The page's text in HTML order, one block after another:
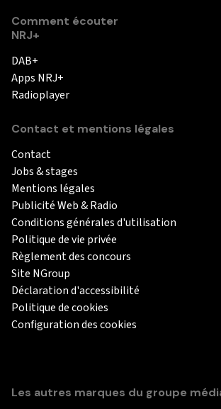
Comment écouter
NRJ+
DAB+
Apps NRJ+
Radioplayer
Contact et mentions légales
Contact
Jobs & stages
Mentions légales
Publicité Web & Radio
Conditions générales d'utilisation
Politique de vie privée
Règlement des concours
Site NGroup
Déclaration d'accessibilité
Politique de cookies
Configuration des cookies
Les autres marques du groupe